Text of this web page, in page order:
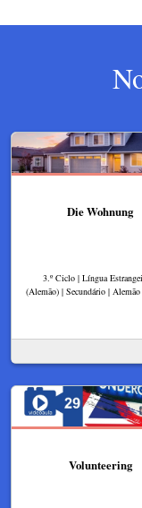
Die Wohnung
3.º Ciclo | Língua
(Alemão) | Secundário |
Volunteering